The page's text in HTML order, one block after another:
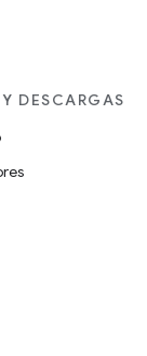
DESCARGAS